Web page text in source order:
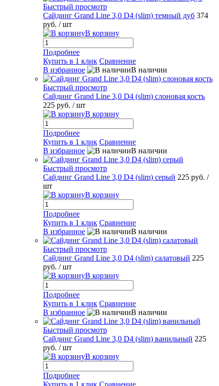
Быстрый просмотр
Сайдинг Grand Line 3,0 D4 (slim) темный дуб 374
руб. / шт
В корзину
Подробнее
Купить в 1 клик Сравнение
В избранное
В наличии
Быстрый просмотр
Сайдинг Grand Line 3,0 D4 (slim) слоновая кость
225 руб. / шт
В корзину
Подробнее
Купить в 1 клик Сравнение
В избранное
В наличии
Быстрый просмотр
Сайдинг Grand Line 3,0 D4 (slim) серый 225 руб. /
шт
В корзину
Подробнее
Купить в 1 клик Сравнение
В избранное
В наличии
Быстрый просмотр
Сайдинг Grand Line 3,0 D4 (slim) салатовый 225
руб. / шт
В корзину
Подробнее
Купить в 1 клик Сравнение
В избранное
В наличии
Быстрый просмотр
Сайдинг Grand Line 3,0 D4 (slim) ванильный 225
руб. / шт
В корзину
Подробнее
Купить в 1 клик Сравнение